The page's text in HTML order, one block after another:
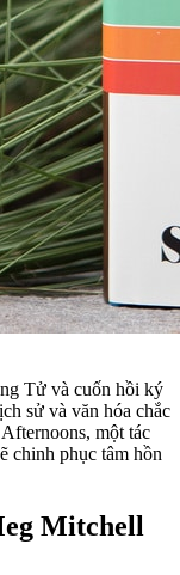
Tử và cuốn hồi ký
sử và văn hóa chắc
một tác
chinh phục tâm hồn
Mitchell